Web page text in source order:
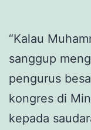
“Kalau
sanggup
pengurus
kongres di
kepada